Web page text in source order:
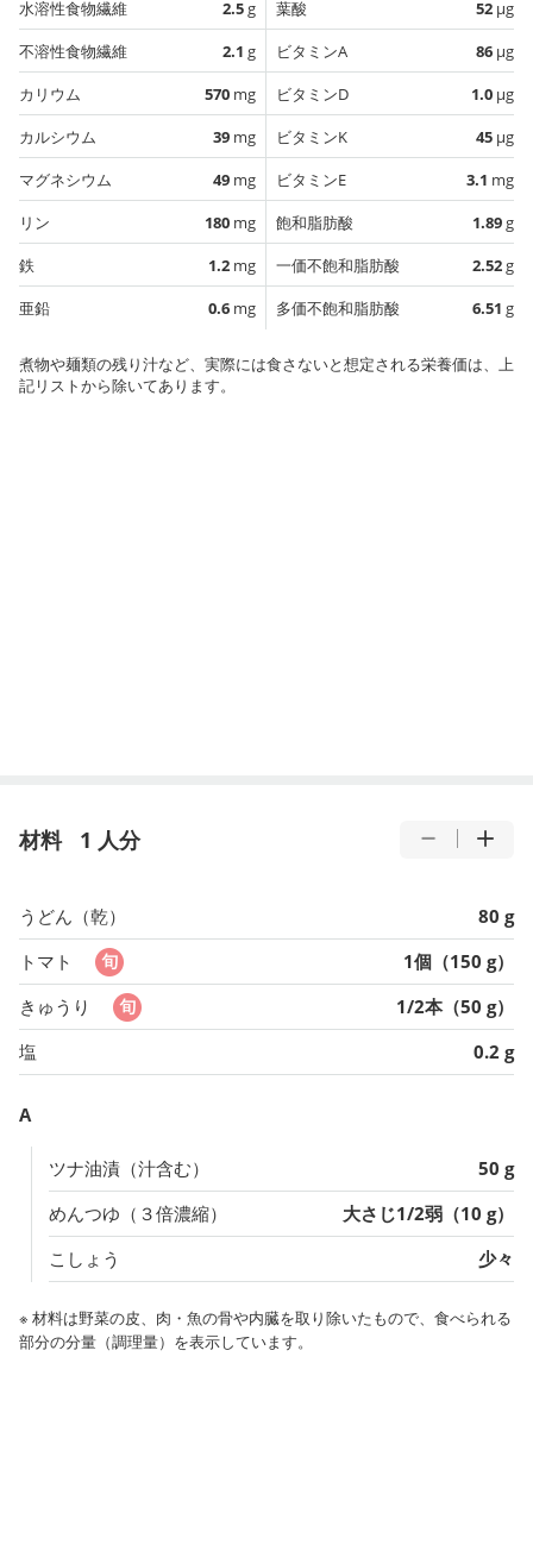
水溶性食物繊維
2.5g
不溶性食物繊維
2.1 g
カリウム
570 mg
カルシウム
39 mg
マグネシウム
49 mg
リン
180 mg
鉄
1.2 mg
亜鉛
0.6 mg
葉酸
52 µg
ビタミンA
86 µg
ビタミンD
1.0 µg
ビタミンK
45 µg
ビタミンE
3.1 mg
飽和脂肪酸
1.89g
一価不飽和脂肪酸
2.52g
多価不飽和脂肪酸
6.51 g
煮物や麺類の残り汁など、実際には食さないと想定される栄養価は、上
記リストから除いてあります。
材料 1 人分
うどん（乾）
80 g
トマト
1個（150 g）
きゅうり
1/2本（50 g）
塩
0.2 g
A
ツナ油漬（汁含む）
50 g
めんつゆ（３倍濃縮）
大さじ1/2弱（10 g）
こしょう
少々
※ 材料は野菜の皮、肉・魚の骨や内臓を取り除いたもので、食べられる
部分の分量（調理量）を表示しています。